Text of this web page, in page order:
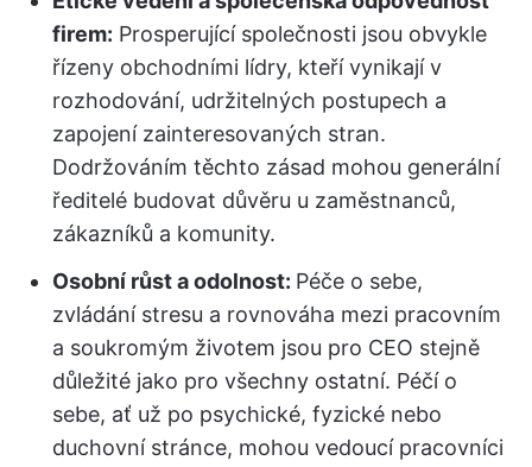
firem: Prosperující společnosti jsou obvykle
řízeny obchodními lídry, kteří vynikají v
rozhodování, udržitelných postupech a
zapojení zainteresovaných stran.
Dodržováním těchto zásad mohou generální
ředitelé budovat důvěru u zaměstnanců,
zákazníků a komunity.
Osobní růst a odolnost: Péče o sebe,
zvládání stresu a rovnováha mezi pracovním
a soukromým životem jsou pro CEO stejně
důležité jako pro všechny ostatní. Péčí o
sebe, ať už po psychické, fyzické nebo
duchovní stránce, mohou vedoucí pracovníci